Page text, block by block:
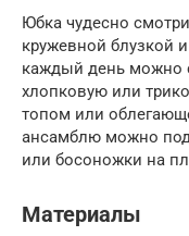
Юбка чудесно
кружевной блузкой
каждый день можно
хлопковую или
топом или
ансамблю можно
или босоножки на
Материалы